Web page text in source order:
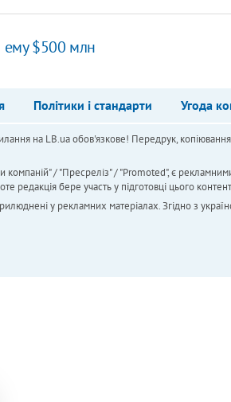
ему $500 млн
Політики і стандарти Угода
на LB.ua обов'язкове! Передрук,
/ "Пресреліз" / "Promoted", є
бере участь у підготовці цього
у рекламних матеріалах. Згідно з